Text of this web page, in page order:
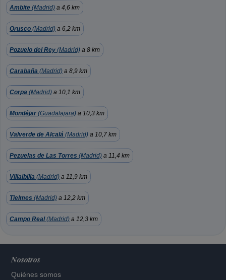
Ambite (Madrid) a 4,6 km
Orusco (Madrid) a 6,2 km
Pozuelo del Rey (Madrid) a 8 km
Carabaña (Madrid) a 8,9 km
Corpa (Madrid) a 10,1 km
Mondéjar (Guadalajara) a 10,3 km
Valverde de Alcalá (Madrid) a 10,7 km
Pezuelas de Las Torres (Madrid) a 11,4 km
Villalbilla (Madrid) a 11,9 km
Tielmes (Madrid) a 12,2 km
Campo Real(Madrid) a 12,3 km
Nosotros
Quiénes somos